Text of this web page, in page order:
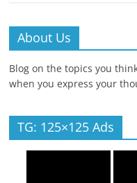
About Us
Blog on the topics you
when you express your
TG: 125×125 Ads